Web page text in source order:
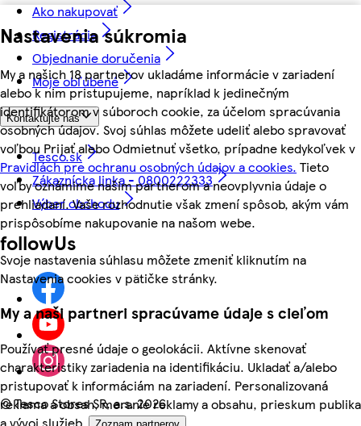
Nastavenia súkromia
My a našich 18 partnerov ukladáme informácie v zariadení
alebo k nim pristupujeme, napríklad k jedinečným
identifikátorom v súboroch cookie, za účelom spracúvania
osobných údajov. Svoj súhlas môžete udeliť alebo spravovať
voľbou Prijať alebo Odmietnuť všetko, prípadne kedykoľvek v
Pravidlách pre ochranu osobných údajov a cookies. Tieto
voľby oznámime našim partnerom a neovplyvnia údaje o
prehliadaní. Vaše rozhodnutie však zmení spôsob, akým vám
prispôsobíme nakupovanie na našom webe.
Svoje nastavenia súhlasu môžete zmeniť kliknutím na
Nastavenia cookies v pätičke stránky.
My a naši partneri spracúvame údaje s cieľom
Používať presné údaje o geolokácii. Aktívne skenovať
charakteristiky zariadenia na identifikáciu. Ukladať a/alebo
pristupovať k informáciám na zariadení. Personalizovaná
reklama a obsah, meranie reklamy a obsahu, prieskum publika
Ako nakupovať
Registrácia
Objednanie doručenia
Moje obľúbené
Kontaktujte nás
Tesco.sk
Zákaznícka linka - 0800222333
Výber obchodu
followUs
©Tesco Stores SR, a.s. 2026